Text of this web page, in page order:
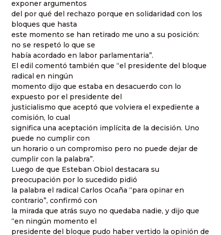
exponer argumentos
del por qué del rechazo porque en solidaridad con los
bloques que hasta
este momento se han retirado me uno a su posición:
no se respetó lo que se
había acordado en labor parlamentaria”.
El edil comentó también que “el presidente del bloque
radical en ningún
momento dijo que estaba en desacuerdo con lo
expuesto por el presidente del
justicialismo que aceptó que volviera el expediente a
comisión, lo cual
significa una aceptación implícita de la decisión. Uno
puede no cumplir con
un horario o un compromiso pero no puede dejar de
cumplir con la palabra”.
Luego de que Esteban Obiol destacara su
preocupación por lo sucedido pidió
la palabra el radical Carlos Ocaña “para opinar en
contrario”, confirmó con
la mirada que atrás suyo no quedaba nadie, y dijo que
“en ningún momento el
presidente del bloque pudo haber vertido la opinión de